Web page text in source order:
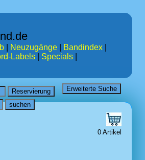
Neuzugänge Bandindex
Labels Specials
0 Artikel